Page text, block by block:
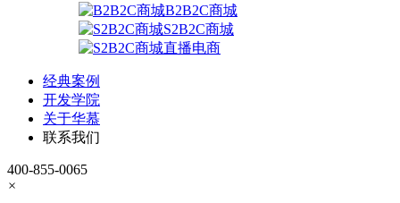
B2B2C商城
S2B2C商城
直播电商
经典案例
开发学院
关于华慕
联系我们
400-855-0065
×